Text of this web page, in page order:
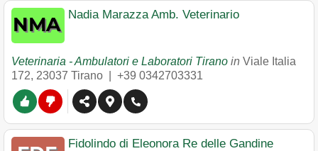
Nadia Marazza Amb. Veterinario
Veterinaria - Ambulatori e Laboratori Tirano in Viale Italia
172, 23037 Tirano +39 0342703331
Fidolindo di Eleonora Re delle Gandine